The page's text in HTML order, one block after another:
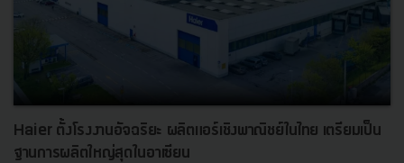
Haier ตั้งโรงงานอัจฉริยะ ผลิตแอร์เชิงพาณิชย์ในไทย เตรียมเป็น
ฐานการผลิตใหญ่สุดในอาเซียน